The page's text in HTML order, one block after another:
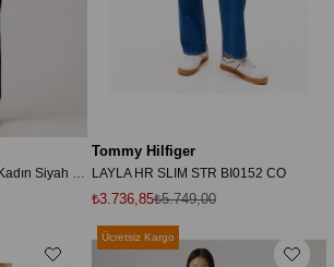
Tommy Hilfiger
LAYLA HR SLIM STR BI0152 CO
₺3.736,85₺5.749,00
Ücretsiz Kargo